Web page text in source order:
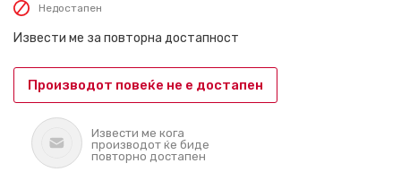
Недостапен
Извести ме за повторна достапност
Производот повеќе не е достапен
Извести ме кога
производот ќе биде
повторно достапен